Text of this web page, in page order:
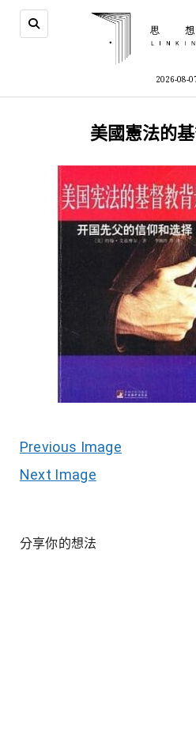
2026-08-
美國憲法的
Previous Image
Next Image
分享你的想法